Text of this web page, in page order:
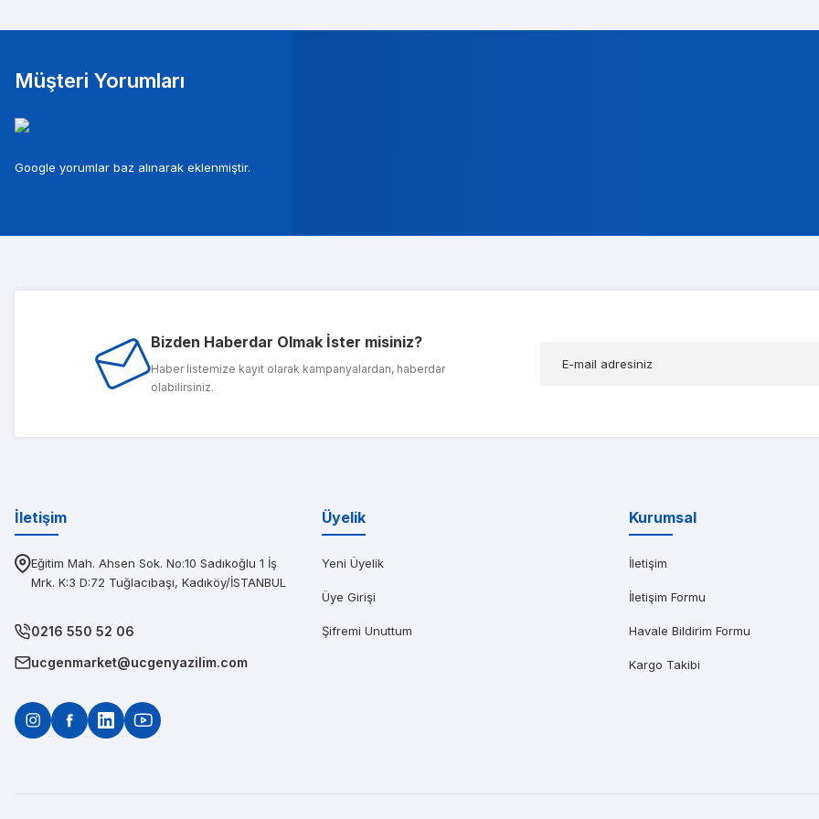
Müşteri Yorumları
Google yorumlar baz alınarak eklenmiştir.
1 sene önce aldığım t600 ekran kartımda bir problem olduğunu düşünerek
Bizden Haberdar Olmak İster misiniz?
Haber listemize kayıt olarak kampanyalardan, haberdar
olabilirsiniz.
İletişim
Eğitim Mah. Ahsen Sok. No:10 Sadıkoğlu 1 İş
Mrk. K:3 D:72 Tuğlacıbaşı, Kadıköy/İSTANBUL
0216 550 52 06
ucgenmarket@ucgenyazilim.com
Üyelik
Yeni Üyelik
Üye Girişi
Şifremi Unuttum
Kurumsal
İletişim
İletişim Formu
Havale Bildirim Formu
Kargo Takibi